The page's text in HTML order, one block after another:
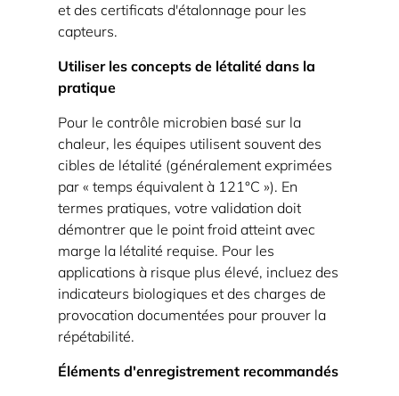
et des certificats d'étalonnage pour les
capteurs.
Utiliser les concepts de létalité dans la
pratique
Pour le contrôle microbien basé sur la
chaleur, les équipes utilisent souvent des
cibles de létalité (généralement exprimées
par « temps équivalent à 121°C »). En
termes pratiques, votre validation doit
démontrer que le point froid atteint avec
marge la létalité requise. Pour les
applications à risque plus élevé, incluez des
indicateurs biologiques et des charges de
provocation documentées pour prouver la
répétabilité.
Éléments d'enregistrement recommandés